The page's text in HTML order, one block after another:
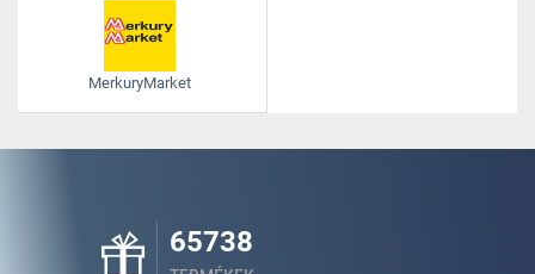
MerkuryMarket
65738